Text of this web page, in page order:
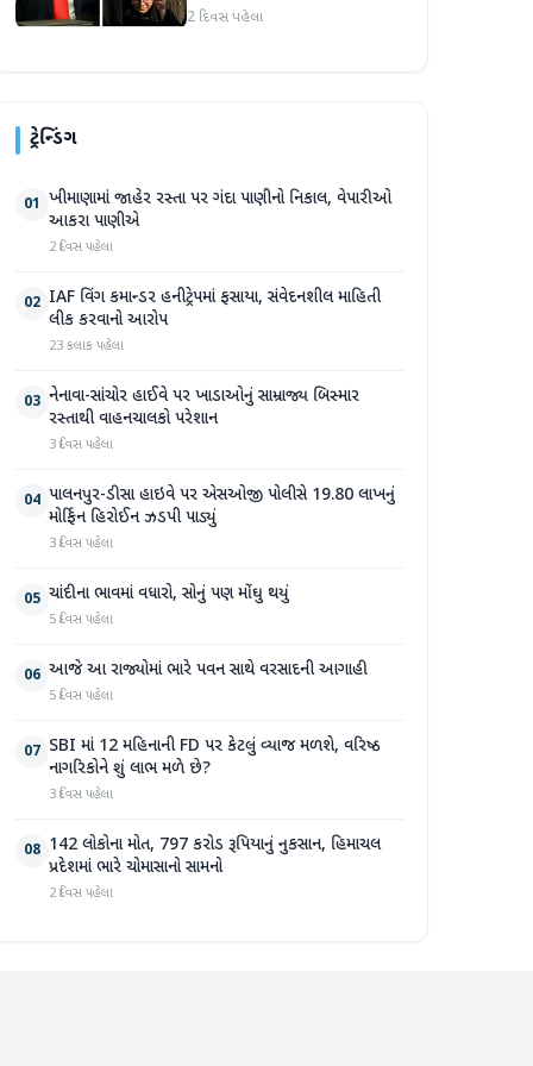
ટ્રમ્પનું નિવેદન
2 દિવસ પહેલા
ટ્રેન્ડિંગ
01 ખીમાણામાં જાહેર રસ્તા પર ગંદા પાણીનો નિકાલ, વેપારીઓ
આકરા પાણીએ
2 દિવસ પહેલા
02 IAF વિંગ કમાન્ડર હનીટ્રેપમાં ફસાયા, સંવેદનશીલ માહિતી
લીક કરવાનો આરોપ
23 કલાક પહેલા
03 નેનાવા-સાંચોર હાઈવે પર ખાડાઓનું સામ્રાજ્ય બિસ્માર
રસ્તાથી વાહનચાલકો પરેશાન
3 દિવસ પહેલા
04 પાલનપુર-ડીસા હાઇવે પર એસઓજી પોલીસે 19.80 લાખનું
મોર્ફિન હિરોઈન ઝડપી પાડ્યું
3 દિવસ પહેલા
05 ચાંદીના ભાવમાં વધારો, સોનું પણ મોંઘુ થયું
5 દિવસ પહેલા
06 આજે આ રાજ્યોમાં ભારે પવન સાથે વરસાદની આગાહી
5 દિવસ પહેલા
07 SBI માં 12 મહિનાની FD પર કેટલું વ્યાજ મળશે, વરિષ્ઠ
નાગરિકોને શું લાભ મળે છે?
3 દિવસ પહેલા
08 142 લોકોના મોત, 797 કરોડ રૂપિયાનું નુકસાન, હિમાચલ
પ્રદેશમાં ભારે ચોમાસાનો સામનો
2 દિવસ પહેલા